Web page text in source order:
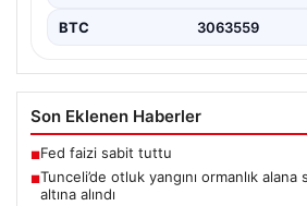
BTC 3063559
Son Eklenen Haberler
■Fed faizi sabit tuttu
■Tunceli’de otluk yangını ormanlık alana
altına alındı